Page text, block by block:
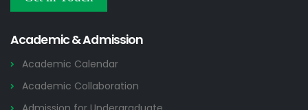
2026
Academic & Admission
Academic Calendar
Academic Collaboration